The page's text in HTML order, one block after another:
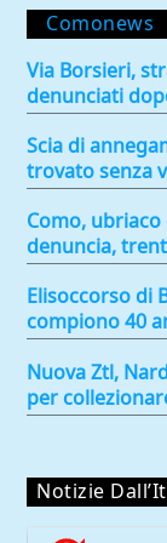
Comonews
Via Borsieri,
denunciati
Scia di
trovato senza
Como,
denuncia,
Elisoccorso di
compiono 40
Nuova Ztl,
per
Notizie